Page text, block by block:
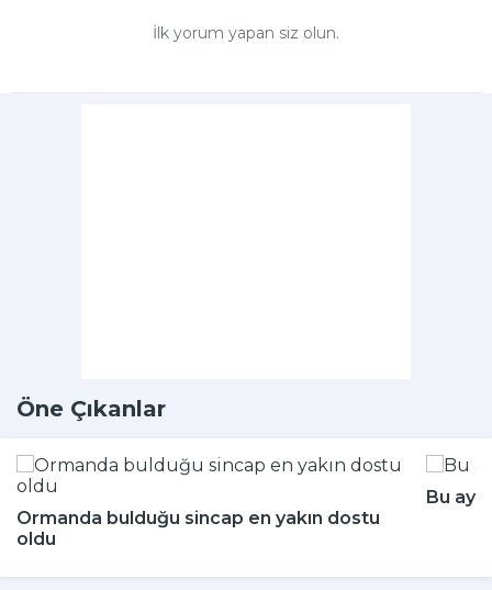
İlk yorum yapan siz olun.
Öne Çıkanlar
Ormanda bulduğu sincap en yakın dostu
oldu
Bu